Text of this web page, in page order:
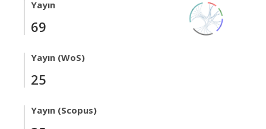
Yayın
69
Yayın (WoS)
25
Yayın (Scopus)